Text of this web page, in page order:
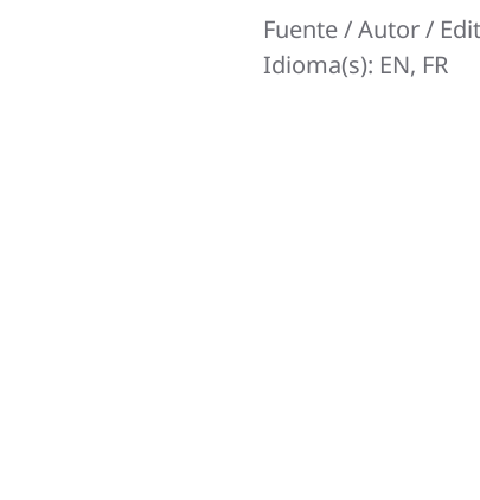
Fuente / Autor /
Idioma(s): EN, FR